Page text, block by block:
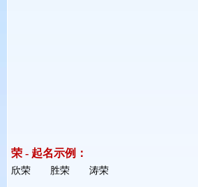
荣 - 起名示例：
欣荣 胜荣 涛荣